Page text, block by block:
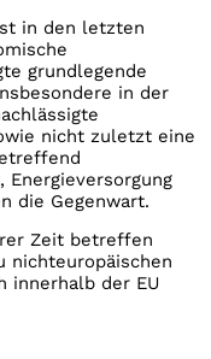
in den letzten
grundlegende
in der
nicht zuletzt eine
die Gegenwart.
Zeit betreffen
nichteuropäischen
innerhalb der EU